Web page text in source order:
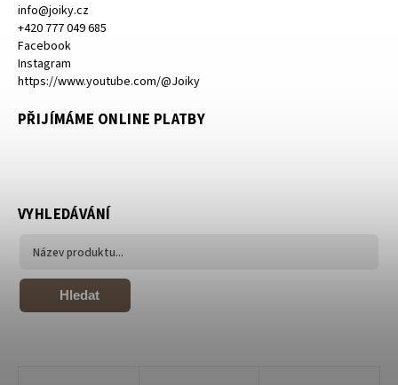
info@joiky.cz
+420 777 049 685
Facebook
Instagram
https://www.youtube.com/@Joiky
PŘIJÍMÁME ONLINE PLATBY
VYHLEDÁVÁNÍ
Hledat